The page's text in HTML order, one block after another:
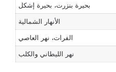
بحيرة بنزرت، بحيرة إشكل
الأنهار الشمالية
الفرات، نهر العاصي
نهر الليطاني والكلب